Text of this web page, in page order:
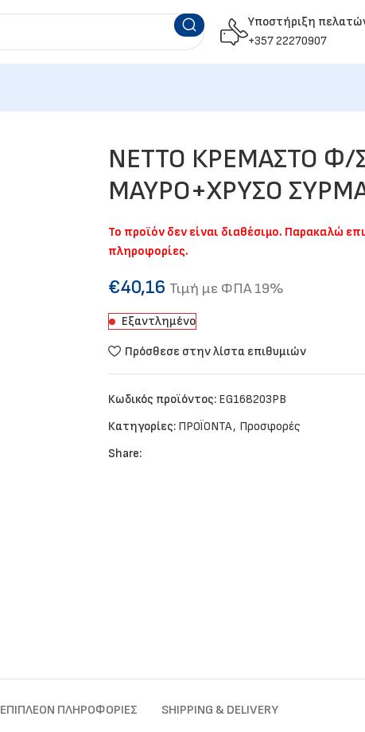
Υποστήριξη
+357 22270907
NETTO ΚΡΕΜΑΣΤΟ Φ/
ΜΑΥΡΟ+ΧΡΥΣΟ
Το προϊόν δεν είναι διαθέσιμο. Παρακαλώ
πληροφορίες.
€40,16 Τιμή με ΦΠΑ 19%
Εξαντλημένο
Πρόσθεσε στην λίστα επιθυμιών
Κωδικός προϊόντος: EG168203PB
Κατηγορίες: ΠΡΟΪΟΝΤΑ, Προσφορές
Share:
ΕΠΙΠΛΈΟΝ ΠΛΗΡΟΦΟΡΊΕΣ SHIPPING & DELIVERY